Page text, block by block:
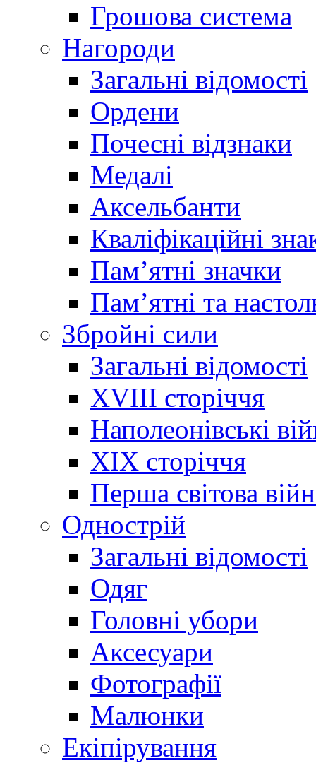
Грошова система
Нагороди
Загальні відомості
Ордени
Почесні відзнаки
Медалі
Аксельбанти
Кваліфікаційні
Памʼятні значки
Памʼятні та
Збройні сили
Загальні відомості
XVIII сторіччя
Наполеонівські
XIX сторіччя
Перша світова
Однострій
Загальні відомості
Одяг
Головні убори
Аксесуари
Фотографії
Малюнки
Екіпірування